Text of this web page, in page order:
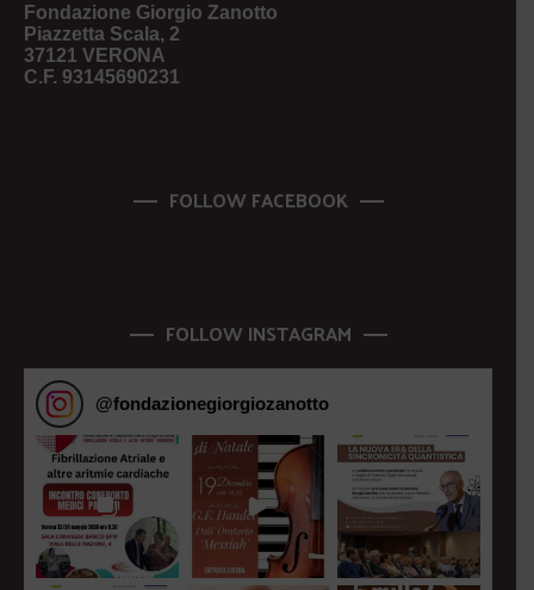
Fondazione Giorgio Zanotto
Piazzetta Scala, 2
37121 VERONA
C.F. 93145690231
FOLLOW FACEBOOK
FOLLOW INSTAGRAM
@fondazionegiorgiozanotto